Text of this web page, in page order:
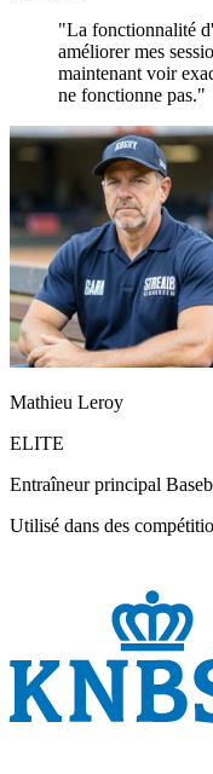
"La fonctionnalité
améliorer mes
maintenant voir
ne fonctionne pas."
Mathieu Leroy
ELITE
Entraîneur principal
Utilisé dans des